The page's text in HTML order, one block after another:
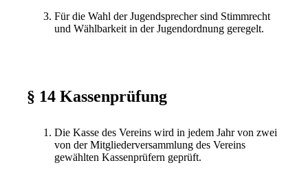
Für die Wahl der Jugendsprecher sind Stimmrecht
und Wählbarkeit in der Jugendordnung geregelt.
§ 14 Kassenprüfung
Die Kasse des Vereins wird in jedem Jahr von zwei
von der Mitgliederversammlung des Vereins
gewählten Kassenprüfern geprüft.